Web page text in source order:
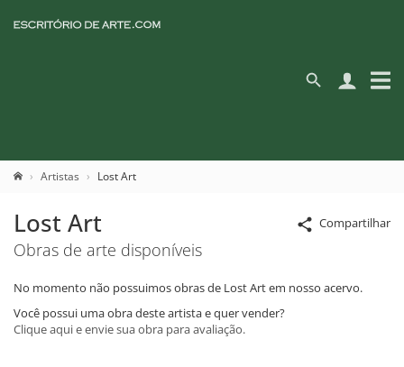
Artistas Lost Art
Compartilhar
Lost Art
Obras de arte disponíveis
No momento não possuimos obras de Lost Art em nosso acervo.
Você possui uma obra deste artista e quer vender?
Clique aqui e envie sua obra para avaliação.